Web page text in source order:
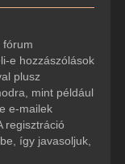
fórum
e hozzászólások
plusz
mint például
e-mailek
regisztráció
így javasoljuk,